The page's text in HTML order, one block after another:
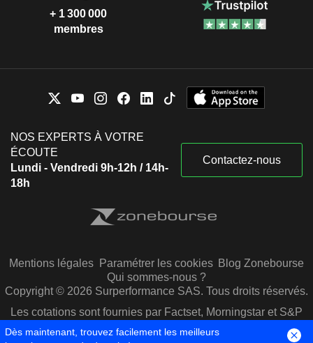
+ 1 300 000
membres
NOS EXPERTS À VOTRE
ÉCOUTE
Lundi - Vendredi 9h-12h / 14h-
18h
Contactez-nous
Mentions légales Paramétrer les cookies Blog Zonebourse
Qui sommes-nous ?
Copyright © 2026 Surperformance SAS. Tous droits réservés.
Les cotations sont fournies par Factset, Morningstar et S&P
Capital IQ
Dès maintenant, trouvez facilement les meilleurs